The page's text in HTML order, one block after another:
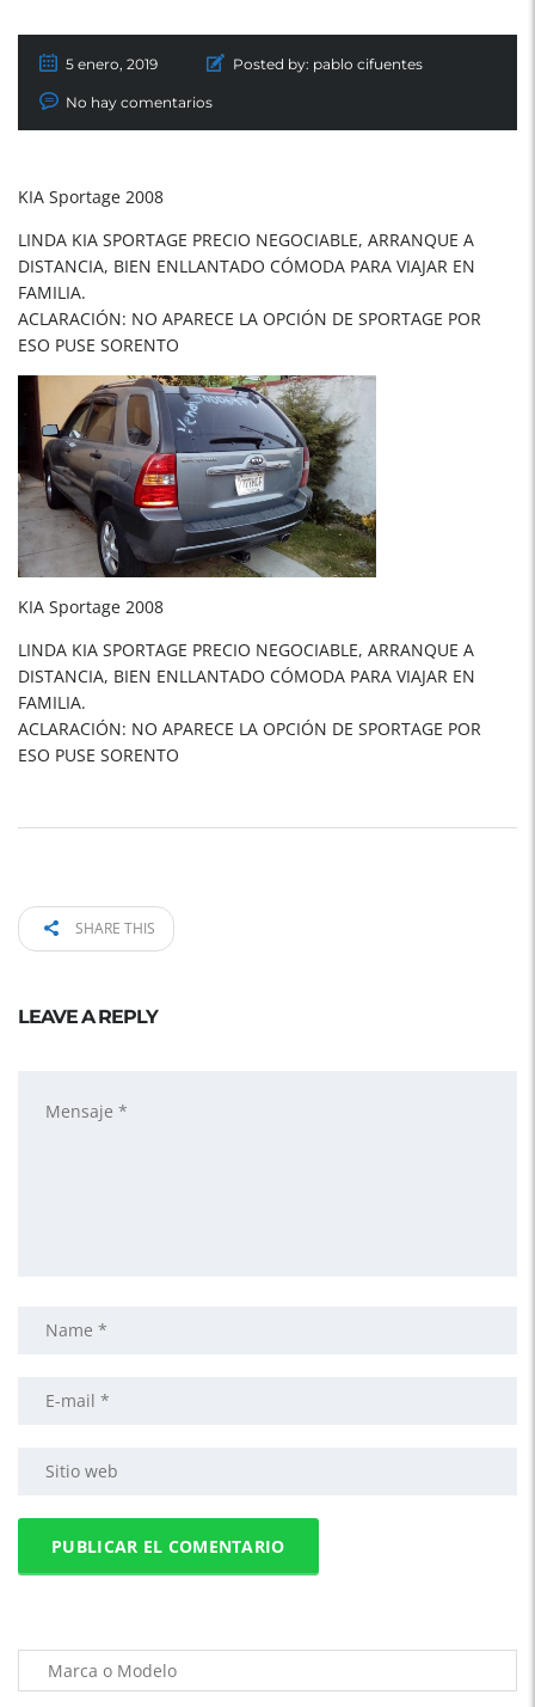
5 enero, 2019 Posted by: pablo cifuentes
No hay comentarios
KIA Sportage 2008
LINDA KIA SPORTAGE PRECIO NEGOCIABLE, ARRANQUE A
DISTANCIA, BIEN ENLLANTADO CÓMODA PARA VIAJAR EN
FAMILIA.
ACLARACIÓN: NO APARECE LA OPCIÓN DE SPORTAGE POR
ESO PUSE SORENTO
KIA Sportage 2008
LINDA KIA SPORTAGE PRECIO NEGOCIABLE, ARRANQUE A
DISTANCIA, BIEN ENLLANTADO CÓMODA PARA VIAJAR EN
FAMILIA.
ACLARACIÓN: NO APARECE LA OPCIÓN DE SPORTAGE POR
ESO PUSE SORENTO
SHARE THIS
LEAVE A REPLY